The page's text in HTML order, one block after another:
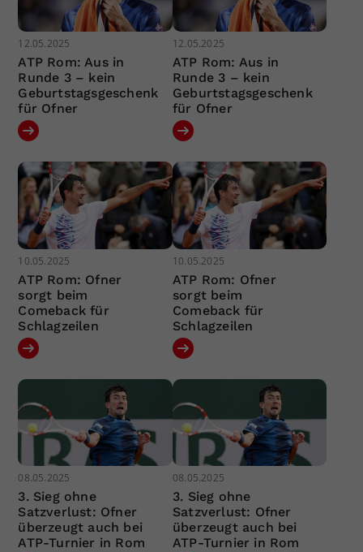
12.05.2025
ATP Rom: Aus in
Runde 3 – kein
Geburtstagsgeschenk
für Ofner
12.05.2025
ATP Rom: Aus in
Runde 3 – kein
Geburtstagsgeschenk
für Ofner
10.05.2025
ATP Rom: Ofner
sorgt beim
Comeback für
Schlagzeilen
10.05.2025
ATP Rom: Ofner
sorgt beim
Comeback für
Schlagzeilen
08.05.2025
3. Sieg ohne
Satzverlust: Ofner
überzeugt auch bei
ATP-Turnier in Rom
08.05.2025
3. Sieg ohne
Satzverlust: Ofner
überzeugt auch bei
ATP-Turnier in Rom